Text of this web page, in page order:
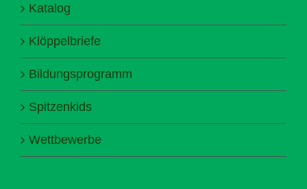
Katalog
Klöppelbriefe
Bildungsprogramm
Spitzenkids
Wettbewerbe